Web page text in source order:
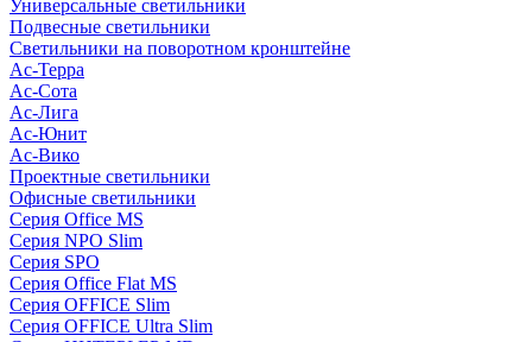
Универсальные светильники
Подвесные светильники
Светильники на поворотном кронштейне
Ас-Терра
Ас-Сота
Ас-Лига
Ас-Юнит
Ас-Вико
Проектные светильники
Офисные светильники
Серия Office MS
Серия NPO Slim
Серия SPO
Серия Office Flat MS
Серия OFFICE Slim
Серия OFFICE Ultra Slim